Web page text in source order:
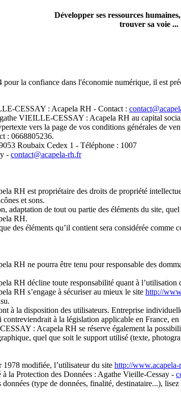
Développer ses ressources
trouver sa voie ...
la confiance dans l'économie numérique, il est
CESSAY : Acapela RH - Contact :
VIEILLE-CESSAY : Acapela RH au capital
vers la page de vos conditions générales de
: 0668805236.
Roubaix Cedex 1 - Téléphone : 1007
- contact@acapela-rh.fr
est propriétaire des droits de propriété
et sons.
de tout ou partie des éléments du site,
RH.
des éléments qu’il contient sera considérée
ne pourra être tenu pour responsable des
RH décline toute responsabilité quant à l’utilisation
RH s’engage à sécuriser au mieux le site http://
à la disposition des utilisateurs. Entreprise
contreviendrait à la législation applicable en France,
: Acapela RH se réserve également la
quel que soit le support utilisé (texte,
modifiée, l’utilisateur du site http://
la Protection des Données : Agathe Vieille-Cessay -
(type de données, finalité, destinataire...), lisez